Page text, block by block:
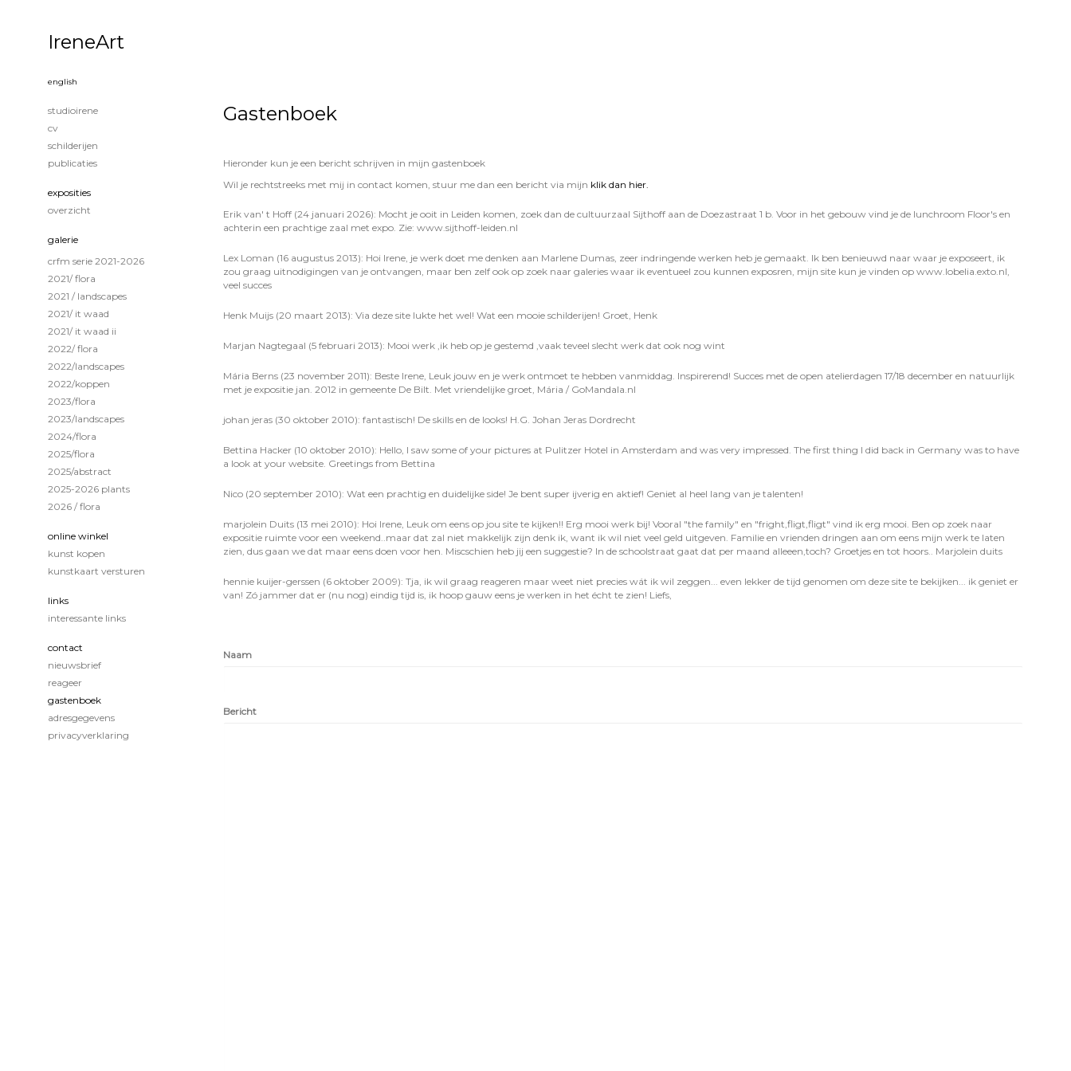
Gastenboek
Hieronder kun je een bericht schrijven in mijn gastenboek
Wil je rechtstreeks met mij in contact komen, stuur me dan een bericht via mijn klik dan hier.
Erik van' t Hoff (24 januari 2026): Mocht je ooit in Leiden komen, zoek dan de cultuurzaal Sijthoff aan de Doezastraat 1 b. Voor in het gebouw vind je de lunchroom Floor's en
achterin een prachtige zaal met expo. Zie: www.sijthoff-leiden.nl
Lex Loman (16 augustus 2013): Hoi Irene, je werk doet me denken aan Marlene Dumas, zeer indringende werken heb je gemaakt. Ik ben benieuwd naar waar je exposeert, ik
zou graag uitnodigingen van je ontvangen, maar ben zelf ook op zoek naar galeries waar ik eventueel zou kunnen exposren, mijn site kun je vinden op www.lobelia.exto.nl,
veel succes
Henk Muijs (20 maart 2013): Via deze site lukte het wel! Wat een mooie schilderijen! Groet, Henk
Marjan Nagtegaal (5 februari 2013): Mooi werk ,ik heb op je gestemd ,vaak teveel slecht werk dat ook nog wint
Mária Berns (23 november 2011): Beste Irene, Leuk jouw en je werk ontmoet te hebben vanmiddag. Inspirerend! Succes met de open atelierdagen 17/18 december en natuurlijk
met je expositie jan. 2012 in gemeente De Bilt. Met vriendelijke groet, Mária / GoMandala.nl
johan jeras (30 oktober 2010): fantastisch! De skills en de looks! H.G. Johan Jeras Dordrecht
Bettina Hacker (10 oktober 2010): Hello, I saw some of your pictures at Pulitzer Hotel in Amsterdam and was very impressed. The first thing I did back in Germany was to have
a look at your website. Greetings from Bettina
Nico (20 september 2010): Wat een prachtig en duidelijke side! Je bent super ijverig en aktief! Geniet al heel lang van je talenten!
marjolein Duits (13 mei 2010): Hoi Irene, Leuk om eens op jou site te kijken!! Erg mooi werk bij! Vooral "the family" en "fright,fligt,fligt" vind ik erg mooi. Ben op zoek naar
expositie ruimte voor een weekend..maar dat zal niet makkelijk zijn denk ik, want ik wil niet veel geld uitgeven. Familie en vrienden dringen aan om eens mijn werk te laten
zien, dus gaan we dat maar eens doen voor hen. Miscschien heb jij een suggestie? In de schoolstraat gaat dat per maand alleeen,toch? Groetjes en tot hoors.. Marjolein duits
hennie kuijer-gerssen (6 oktober 2009): Tja, ik wil graag reageren maar weet niet precies wát ik wil zeggen... even lekker de tijd genomen om deze site te bekijken... ik geniet er
van! Zó jammer dat er (nu nog) eindig tijd is, ik hoop gauw eens je werken in het écht te zien! Liefs,
Naam
Bericht
IreneArt
english
studioirene
cv
schilderijen
publicaties
exposities
overzicht
galerie
crfm serie 2021-2026
2021/ flora
2021 / landscapes
2021/ it waad
2021/ it waad ii
2022/ flora
2022/landscapes
2022/koppen
2023/flora
2023/landscapes
2024/flora
2025/flora
2025/abstract
2025-2026 plants
2026 / flora
online winkel
kunst kopen
kunstkaart versturen
links
interessante links
contact
nieuwsbrief
reageer
gastenboek
adresgegevens
privacyverklaring